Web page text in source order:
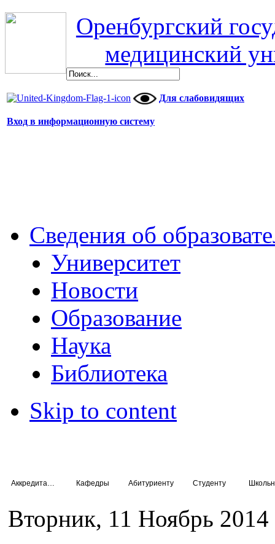
Оренбургский
медицинский
Для слабовидящих
Вход в информационную систему
Сведения об
Университет
Новости
Образование
Наука
Библиотека
Skip to content
Кафедры Абитуриенту Студенту
Вторник, 11 Ноябрь